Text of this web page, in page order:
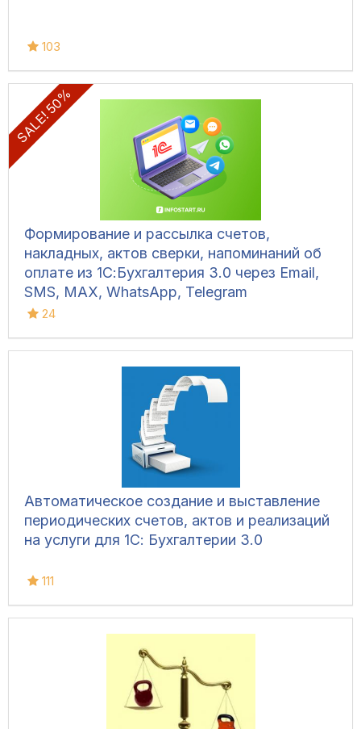
103
SALE! 50%
Формирование и рассылка счетов,
накладных, актов сверки, напоминаний об
оплате из 1С:Бухгалтерия 3.0 через Email,
SMS, MAX, WhatsApp, Telegram
24
Автоматическое создание и выставление
периодических счетов, актов и реализаций
на услуги для 1С: Бухгалтерии 3.0
111